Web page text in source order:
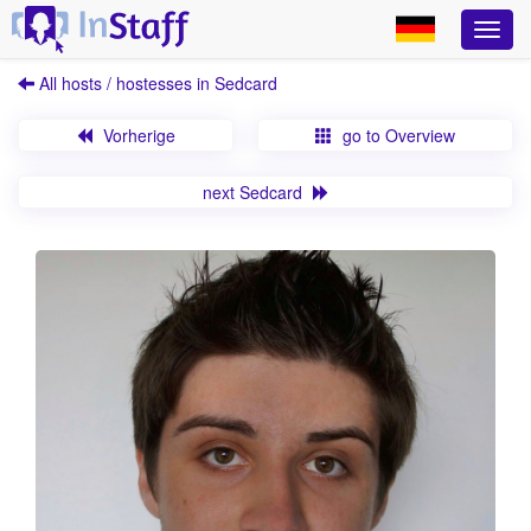
All hosts / hostesses in Sedcard
Vorherige go to Overview
next Sedcard